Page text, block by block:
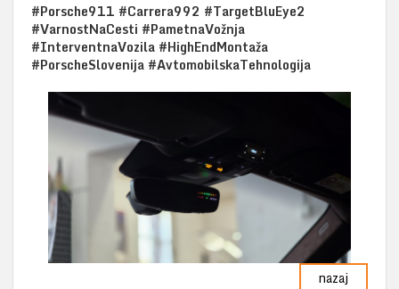
#Porsche911 #Carrera992 #TargetBluEye2
#VarnostNaCesti #PametnaVožnja
#InterventnaVozila #HighEndMontaža
#PorscheSlovenija #AvtomobilskaTehnologija
nazaj